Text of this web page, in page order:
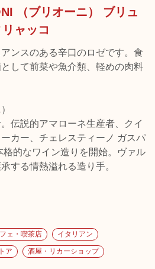
（ブリオーニ） ブリュ
ャッコ
ンスのある辛口のロゼです。食
して前菜や魚介類、軽めの肉料
伝説的アマローネ生産者、クイ
カー、チェレスティーノ ガスパ
格的なワイン造りを開始。ヴァル
する情熱溢れる造り手。
ェ・喫茶店 イタリアン
ア 酒屋・リカーショップ